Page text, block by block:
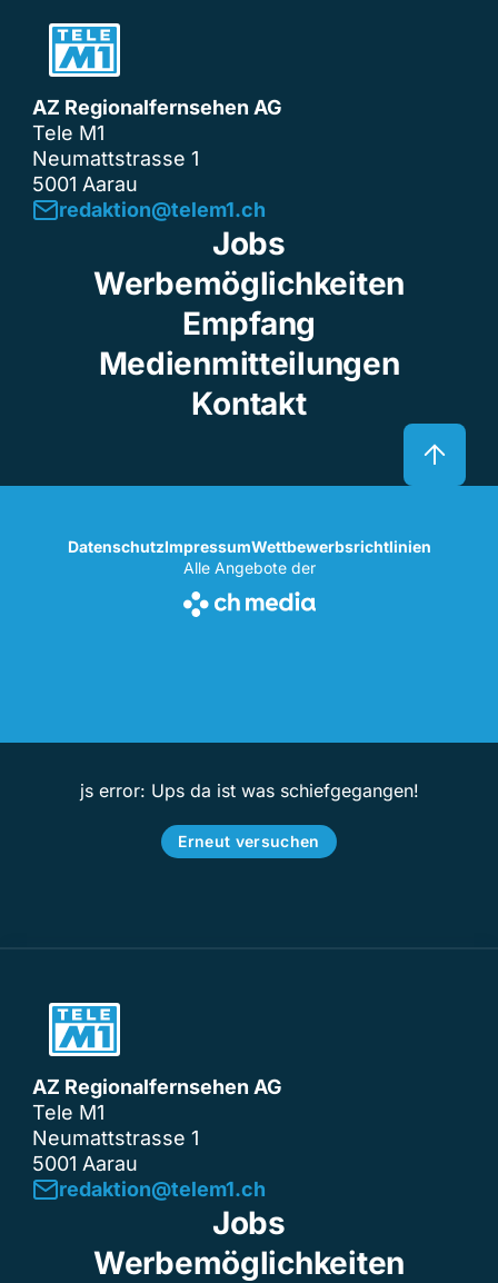
AZ Regionalfernsehen AG
Tele M1
Neumattstrasse 1
5001 Aarau
redaktion@telem1.ch
Jobs
Werbemöglichkeiten
Empfang
Medienmitteilungen
Kontakt
DatenschutzImpressumWettbewerbsrichtlinien
Alle Angebote der
js error: Ups da ist was schiefgegangen!
Erneut versuchen
AZ Regionalfernsehen AG
Tele M1
Neumattstrasse 1
5001 Aarau
redaktion@telem1.ch
Jobs
Werbemöglichkeiten